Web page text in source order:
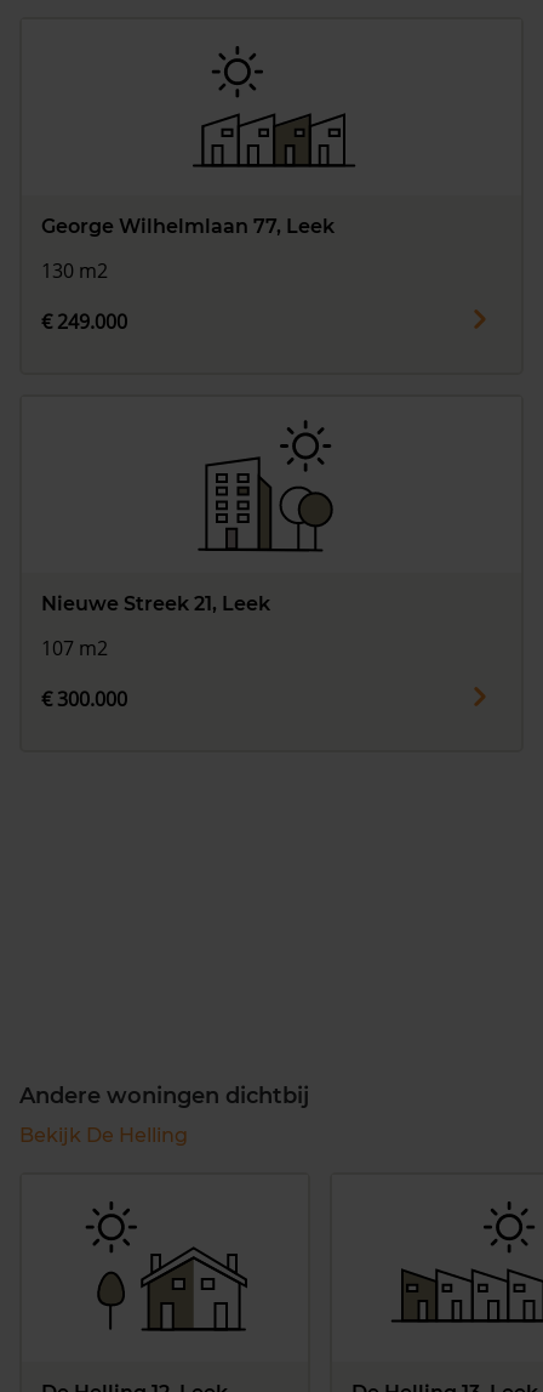
George Wilhelmlaan 77, Leek
130 m2
€ 249.000
Nieuwe Streek 21, Leek
107 m2
€ 300.000
Andere woningen dichtbij
Bekijk De Helling